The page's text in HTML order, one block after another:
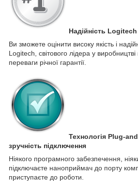
Надійність Logitech
Ви зможете оцінити високу якість і
Logitech, світового лідера у
переваги річної гарантії.
Технологія Plug-
зручність підключення
Ніякого програмного забезпечення,
підключаєте наноприймач до порту
приступаєте до роботи.